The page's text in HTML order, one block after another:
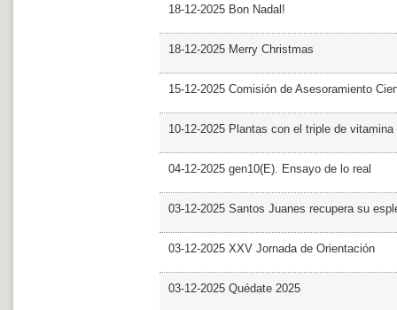
18-12-2025 Bon Nadal!
18-12-2025 Merry Christmas
15-12-2025 Comisión de Asesoramiento
10-12-2025 Plantas con el triple de vitamina
04-12-2025 gen10(E). Ensayo de lo real
03-12-2025 Santos Juanes recupera su
03-12-2025 XXV Jornada de Orientación
03-12-2025 Quédate 2025